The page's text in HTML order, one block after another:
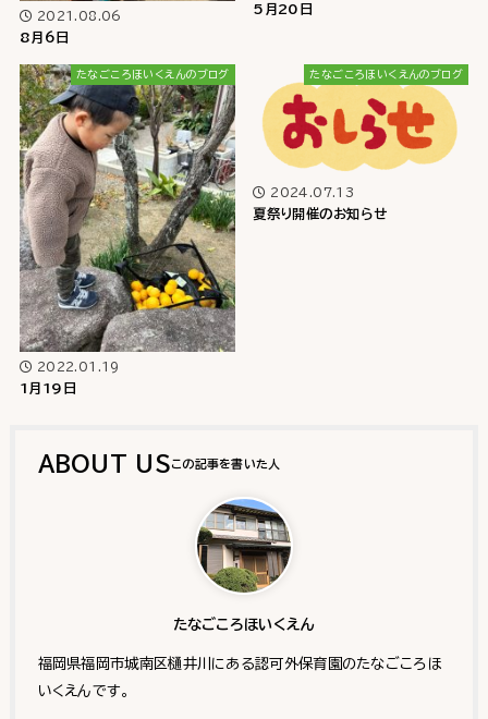
2021.08.06
8月6日
5月20日
たなごころほいくえんのブログ
2022.01.19
1月19日
たなごころほいくえんのブログ
2024.07.13
夏祭り開催のお知らせ
ABOUT US
たなごころほいくえん
福岡県福岡市城南区樋井川にある認可外保育園のたなごころほ
いくえんです。